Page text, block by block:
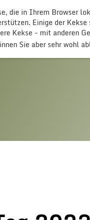
die in Ihrem Browser
Einige der
Kekse - mit anderen
Sie aber sehr wohl